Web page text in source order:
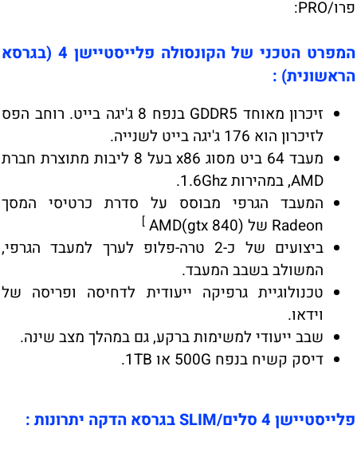
פרו/PRO:
המפרט הטכני של הקונסולה פלייסטיישן 4 (בגרסא
הראשונית) :
זיכרון מאוחד GDDR5 בנפח 8 ג'יגה בייט. רוחב הפס
לזיכרון הוא 176 ג'יגה בייט לשנייה.
מעבד 64 ביט מסוג x86 בעל 8 ליבות מתוצרת חברת
AMD, במהירות 1.6Ghz.
המעבד הגרפי מבוסס על סדרת כרטיסי המסך
Radeon של (AMD(gtx 840
]
ביצועים של כ-2 טרה-פלופ לערך למעבד הגרפי,
המשולב בשבב המעבד.
טכנולוגיית גרפיקה ייעודית לדחיסה ופריסה של
וידאו.
שבב ייעודי למשימות ברקע, גם במהלך מצב שינה.
דיסק קשיח בנפח 500G או 1TB.
פלייסטיישן 4 סלים/SLIM בגרסא הדקה יתרונות :